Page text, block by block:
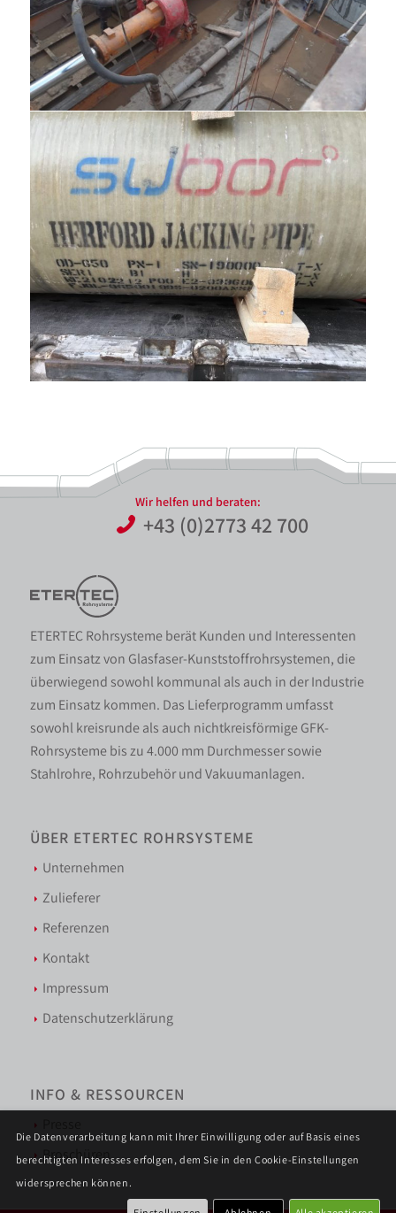
Wir helfen und beraten:
+43 (0)2773 42 700
ETERTEC Rohrsysteme berät Kunden und Interessenten
zum Einsatz von Glasfaser-Kunststoffrohrsystemen, die
überwiegend sowohl kommunal als auch in der Industrie
zum Einsatz kommen. Das Lieferprogramm umfasst
sowohl kreisrunde als auch nichtkreisförmige GFK-
Rohrsysteme bis zu 4.000 mm Durchmesser sowie
Stahlrohre, Rohrzubehör und Vakuumanlagen.
ÜBER ETERTEC ROHRSYSTEME
Unternehmen
Zulieferer
Referenzen
Kontakt
Impressum
Datenschutzerklärung
INFO & RESSOURCEN
Broschüren
Die Datenverarbeitung kann mit Ihrer Einwilligung oder auf Basis eines
berechtigten Interesses erfolgen, dem Sie in den Cookie-Einstellungen
widersprechen können.